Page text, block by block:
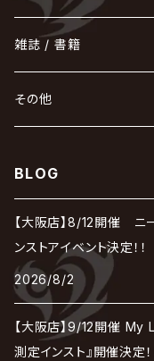
甘い暴力
ΛrlequiΩ / アルルカン
Angelo
蛾と蝶
河村隆一
己龍
黒夢
ジグソウ
シド
JAKIGAN MEISTER
Chanty
Janne Da Arc
sugar
SCAPEGOAT
SPLENDID GOD
SLAPSLY / CHIYU
逹瑯
DAVID / SUI / 縁
DARRELL
D'ESPAIRSRAY
DEXCORE
DEZERT
deadman
Dawnman
NOCTURNAL
HAZUKI / 葉月
薔薇の宮殿
BAROQUE
hide with Spread
HIDE-ZOU
FANTASTIC◇CIRCUS
Blu-BiLLioN
BULL ZEICHEN 88
THE BEETHOVEN
The Benjamin
ペンタゴン
POIDOL
HOLLOWGRAM
machine
マツタケワークス
THE MADNA
MAMA.
mitsu
メトロノーム
MERRY / メリー
も
THE MORTAL
最上川司
ユナイト
Rides In ReVellion
LAB.THE BASEMENT / ラ
RAN / 蘭
Leetspeak monsters
Ricky
LIBRAVEL / リブラヴェル
LIPHLICH
Lill
る
Ruiza
LUNA SEA
れ
the Raid.
REIGN
RAZOR
LSN / The LEGENDARY
Rorschach.inc
ロマン急行
wyse
我が為
雑誌 / 書籍
hévn
その他
BLOG
【大阪店】8/12開催 ニ
ンストアイベント決定！！
2026/8/2
【大阪店】9/12開催
測定インスト』開催決定！